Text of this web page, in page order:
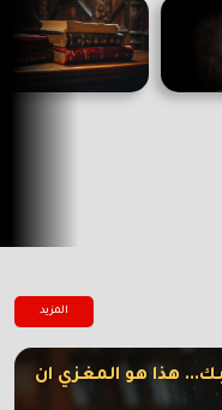
المزيد
هذا هو المغزي ان